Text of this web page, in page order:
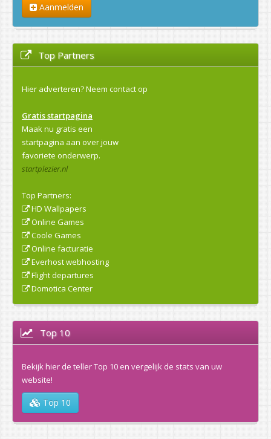
Aanmelden
Top Partners
Hier adverteren?Neem contact op
Gratis startpagina
Maak nu gratis een
startpagina aan over jouw
favoriete onderwerp.
startplezier.nl
Top Partners:
HD Wallpapers
Online Games
Coole Games
Online facturatie
Everhost webhosting
Flight departures
Domotica Center
Top 10
Bekijk hier de teller Top 10 en vergelijk de stats van uw
website!
Top 10